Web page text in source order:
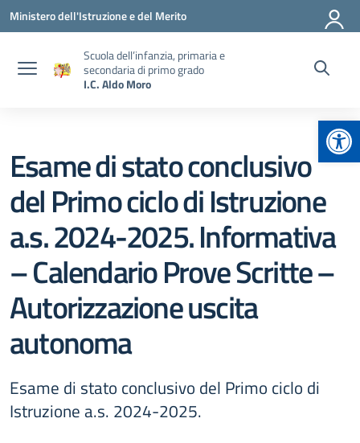
Vai ai contenuti
Vai al menu di navigazione
Vai al footer
Ministero dell'Istruzione e del Merito
Scuola dell’infanzia, primaria e
secondaria di primo grado
I.C. Aldo Moro
Esame di stato conclusivo
del Primo ciclo di Istruzione
a.s. 2024-2025. Informativa
– Calendario Prove Scritte –
Autorizzazione uscita
autonoma
Esame di stato conclusivo del Primo ciclo di
Istruzione a.s. 2024-2025.